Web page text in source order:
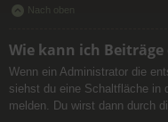
Nach oben
Wie kann ich
Wenn ein Administrator die
siehst du eine Schaltfläche in
melden. Du wirst dann durch